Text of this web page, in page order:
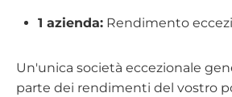
1 azienda: Rendimento
Un'unica società eccezionale
parte dei rendimenti del vostro